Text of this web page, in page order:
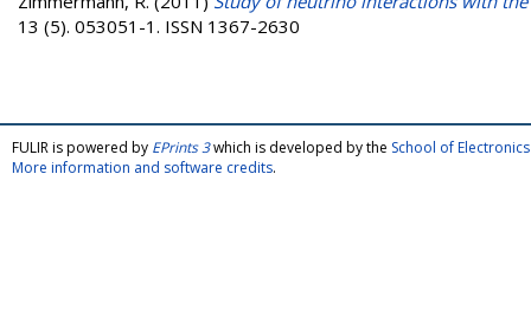
13 (5). 053051-1. ISSN 1367-2630
FULIR is powered by EPrints 3which is developed by the School of
More information and software credits.